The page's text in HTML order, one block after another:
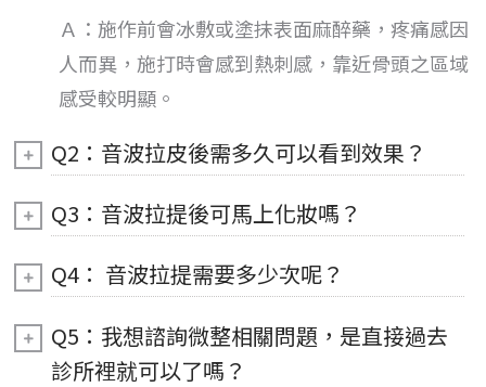
Ａ：施作前會冰敷或塗抹表面麻醉藥，疼痛感因
人而異，施打時會感到熱刺感，靠近骨頭之區域
感受較明顯。
Q2：音波拉皮後需多久可以看到效果？
Q3：音波拉提後可馬上化妝嗎？
Q4： 音波拉提需要多少次呢？
Q5：我想諮詢微整相關問題，是直接過去
診所裡就可以了嗎？